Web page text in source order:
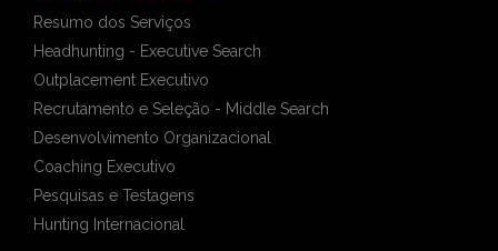
Resumo dos Serviços
Headhunting - Executive Search
Outplacement Executivo
Recrutamento e Seleção - Middle Search
Desenvolvimento Organizacional
Coaching Executivo
Pesquisas e Testagens
Hunting Internacional